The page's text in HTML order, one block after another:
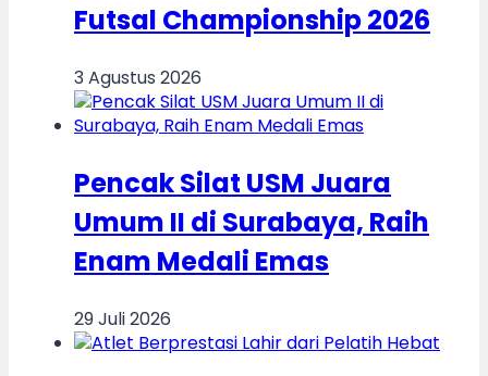
Futsal Championship 2026
3 Agustus 2026
Pencak Silat USM Juara
Umum II di Surabaya, Raih
Enam Medali Emas
29 Juli 2026